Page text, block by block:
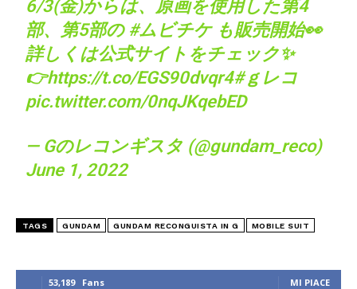
53,189 Fans MI PIACE
6/3(金)からは、原画を使用した第4
部、第5部の #ムビチケも販売開始👀
詳しくは公式サイトをチェック✨
👉https://t.co/EGS90dvqr4#ｇレコ
pic.twitter.com/0nqJKqebED
— Gのレコンギスタ (@gundam_reco)
June 1, 2022
TAGS GUNDAM GUNDAM RECONGUISTA IN G MOBILE SUIT